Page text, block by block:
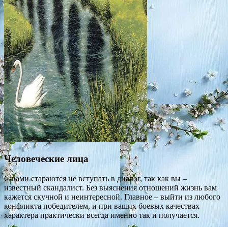
Человеческие лица
С вами стараются не вступать в диалог, так как вы –
известный скандалист. Без выяснения отношений жизнь вам
кажется скучной и неинтересной. Главное – выйти из любого
конфликта победителем, и при ваших боевых качествах
характера практически всегда именно так и получается.